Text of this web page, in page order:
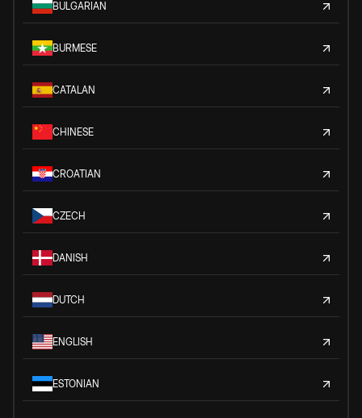
BULGARIAN
BURMESE
CATALAN
CHINESE
CROATIAN
CZECH
DANISH
DUTCH
ENGLISH
ESTONIAN